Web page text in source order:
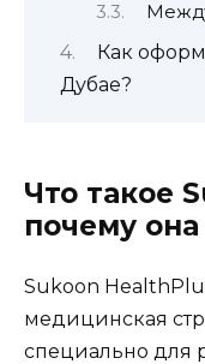
Как
Дубае?
Что такое
почему она
Sukoon
медицинская
специально для